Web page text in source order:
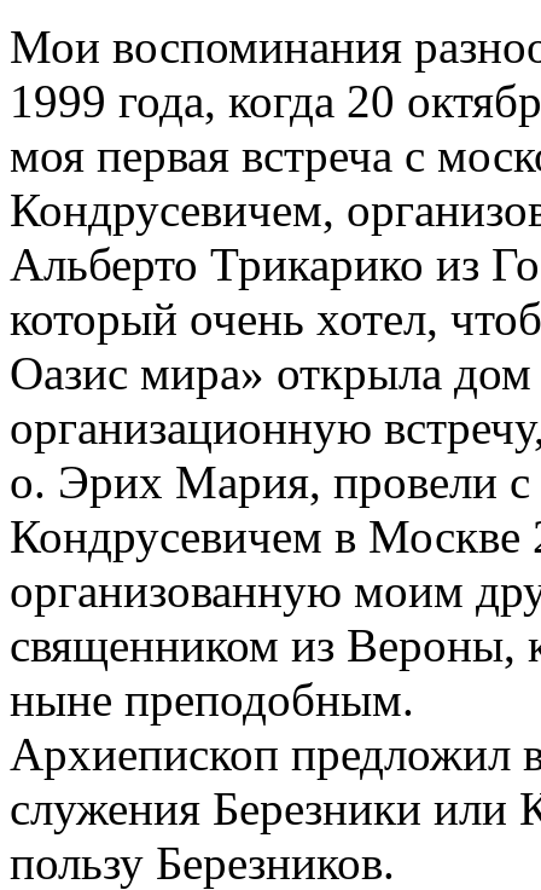
Мои воспоминания
1999 года, когда 20
моя первая встреча с
Кондрусевичем,
Альберто Трикарико из
который очень хотел,
Оазис мира» открыла
организационную
о. Эрих Мария, провели
Кондрусевичем в Москве
организованную моим
священником из Вероны,
ныне преподобным.
Архиепископ предложил
служения Березники
пользу Березников.